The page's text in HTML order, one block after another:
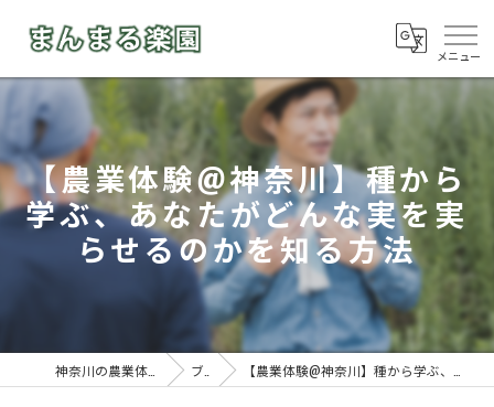
【農業体験@神奈川】種から
学ぶ、あなたがどんな実を実
らせるのかを知る方法
神奈川の農業体験ならまんまる楽園 ブログ 【農業体験@神奈川】種から学ぶ、あなたがどんな実を実らせるのかを知る方法